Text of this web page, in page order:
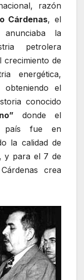
razón
Cárdenas, el
la
petrolera
crecimiento de
energética,
obteniendo el
conocido
donde el
país fue en
la calidad de
y para el 7 de
crea